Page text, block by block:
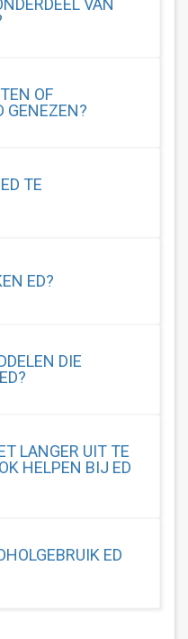
VAN
OF
GENEZEN?
TE
ED?
DIE
LANGER UIT TE
HELPEN BIJ ED
ED